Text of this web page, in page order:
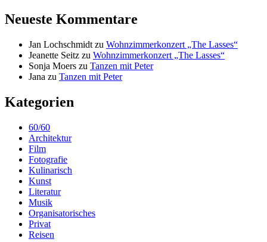
Neueste Kommentare
Jan Lochschmidt zu Wohnzimmerkonzert „The Lasses“
Jeanette Seitz zu Wohnzimmerkonzert „The Lasses“
Sonja Moers zu Tanzen mit Peter
Jana zu Tanzen mit Peter
Kategorien
60/60
Architektur
Film
Fotografie
Kulinarisch
Kunst
Literatur
Musik
Organisatorisches
Privat
Reisen